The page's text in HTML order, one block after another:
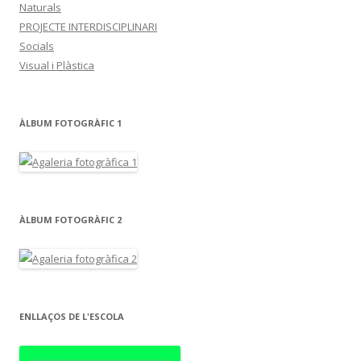
Naturals
PROJECTE INTERDISCIPLINARI
Socials
Visual i Plàstica
ÀLBUM FOTOGRÀFIC 1
ÀLBUM FOTOGRÀFIC 2
ENLLAÇOS DE L'ESCOLA